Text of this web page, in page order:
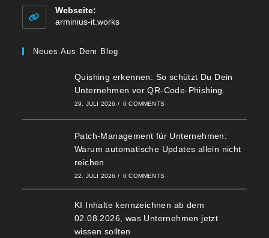
Webseite:
arminius-it.works
Neues Aus Dem Blog
Quishing erkennen: So schützt Du Dein
Unternehmen vor QR-Code-Phishing
29. JULI 2026 / 0 COMMENTS
Patch-Management für Unternehmen:
Warum automatische Updates allein nicht
reichen
22. JULI 2026 / 0 COMMENTS
KI Inhalte kennzeichnen ab dem
02.08.2026, was Unternehmen jetzt
wissen sollten